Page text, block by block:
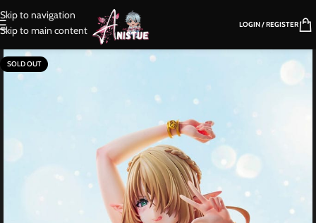
Skip to navigation
Skip to main content
LOGIN / REGISTER
SOLD OUT